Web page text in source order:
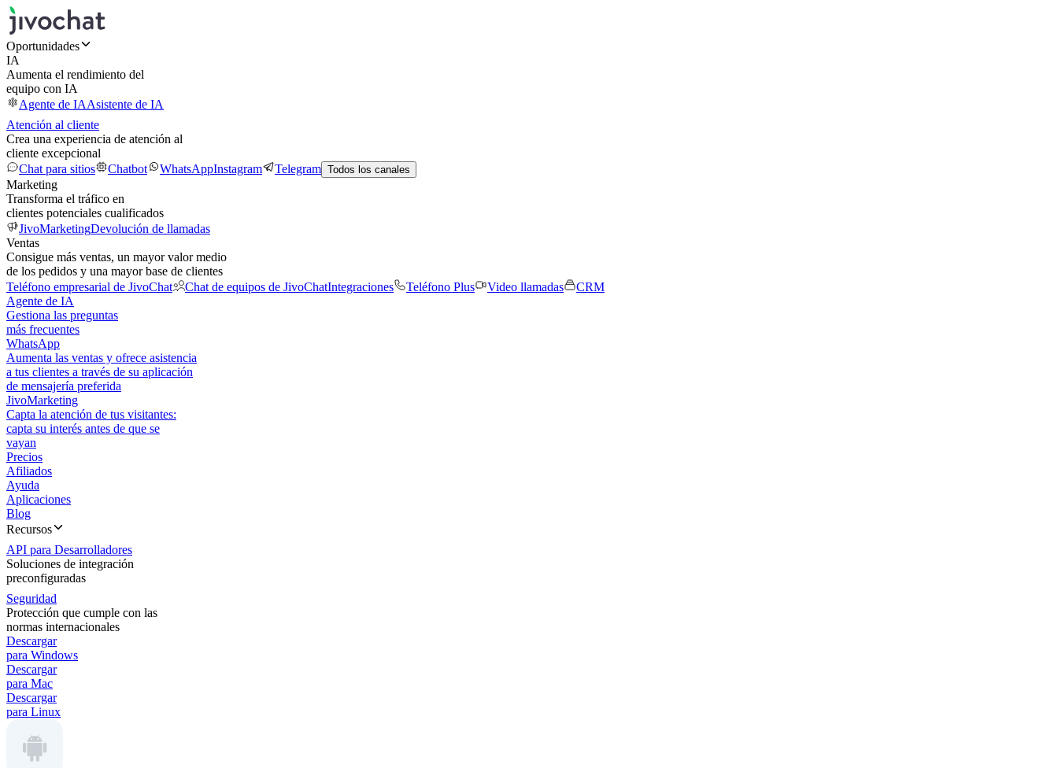
Oportunidades
IA
Aumenta el rendimiento del
equipo con IA
Agente de IAAsistente de IA
Atención al cliente
Crea una experiencia de atención al
cliente excepcional
Chat para sitios
Chatbot WhatsAppInstagram Telegram Todos los canales
Marketing
Transforma el tráfico en
clientes potenciales cualificados
JivoMarketingDevolución de llamadas
Ventas
Consigue más ventas, un mayor valor medio
de los pedidos y una mayor base de clientes
Teléfono empresarial de JivoChat
Chat de equipos de JivoChatIntegraciones Teléfono Plus Video llamadas
CRM
Agente de IA
Gestiona las preguntas
más frecuentes
WhatsApp
Aumenta las ventas y ofrece asistencia
a tus clientes a través de su aplicación
de mensajería preferida
JivoMarketing
Capta la atención de tus visitantes:
capta su interés antes de que se
vayan
Precios
Afiliados
Ayuda
Aplicaciones
Blog
Recursos
API para Desarrolladores
Soluciones de integración
preconfiguradas
Seguridad
Protección que cumple con las
normas internacionales
Descargar
para Windows
Descargar
para Mac
Descargar
para Linux